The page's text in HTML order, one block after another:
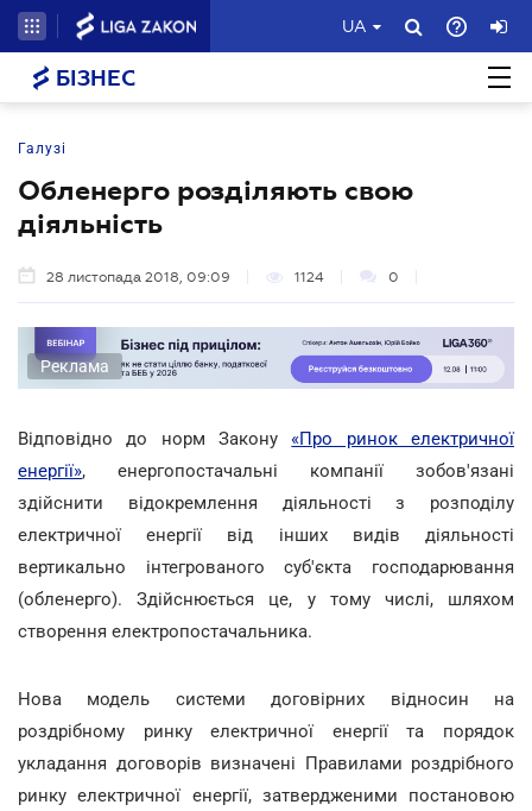
UA
БІЗНЕС
Галузі
Обленерго розділяють свою
діяльність
28 листопада 2018, 09:09 1124 0
Реклама
Відповідно до норм Закону «Про ринок електричної
енергії», енергопостачальні компанії зобов'язані
здійснити відокремлення діяльності з розподілу
електричної енергії від інших видів діяльності
вертикально інтегрованого суб'єкта господарювання
(обленерго). Здійснюється це, у тому числі, шляхом
створення електропостачальника.
Нова модель системи договірних відносин на
роздрібному ринку електричної енергії та порядок
укладання договорів визначені Правилами роздрібного
ринку електричної енергії, затвердженими постановою